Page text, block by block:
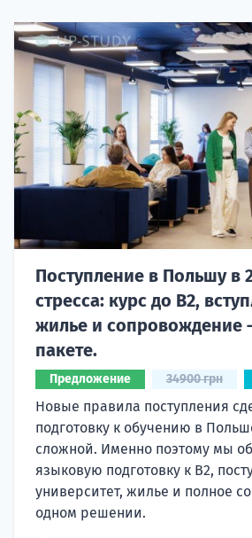
Поступление в Польшу в
стресса: курс до B2,
жилье и сопровождение
пакете.
Предложение 34900 грн
Новые правила поступления
подготовку к обучению в
сложной. Именно поэтому мы
языковую подготовку к В2,
университет, жилье и полное
одном решении.